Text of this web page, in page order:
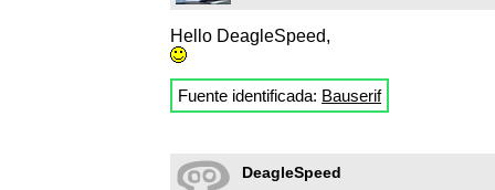
Hello DeagleSpeed,
Fuente identificada: Bauserif
DeagleSpeed